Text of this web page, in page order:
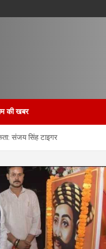
की खबर
संजय सिंह टाइगर